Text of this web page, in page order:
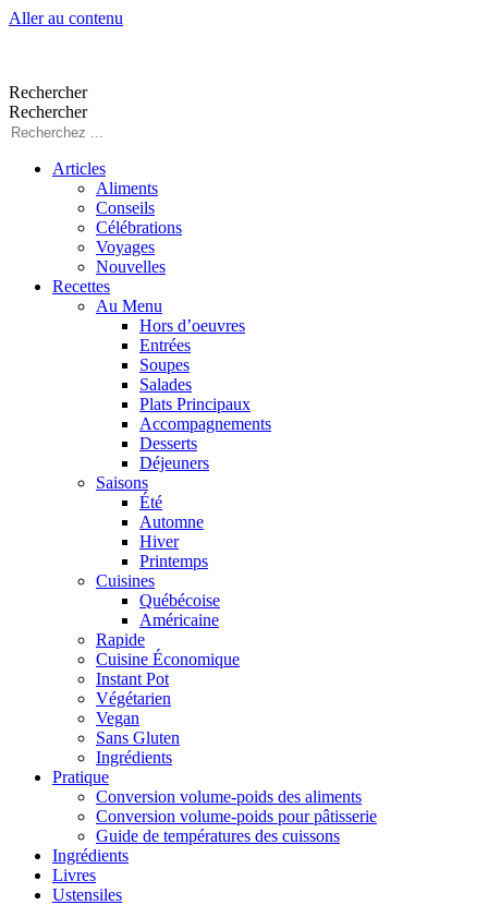
Aller au contenu
Rechercher
Rechercher
Articles
Aliments
Conseils
Célébrations
Voyages
Nouvelles
Recettes
Au Menu
Hors d’oeuvres
Entrées
Soupes
Salades
Plats Principaux
Accompagnements
Desserts
Déjeuners
Saisons
Été
Automne
Hiver
Printemps
Cuisines
Québécoise
Américaine
Rapide
Cuisine Économique
Instant Pot
Végétarien
Vegan
Sans Gluten
Ingrédients
Pratique
Conversion volume-poids des aliments
Conversion volume-poids pour pâtisserie
Guide de températures des cuissons
Ingrédients
Livres
Ustensiles